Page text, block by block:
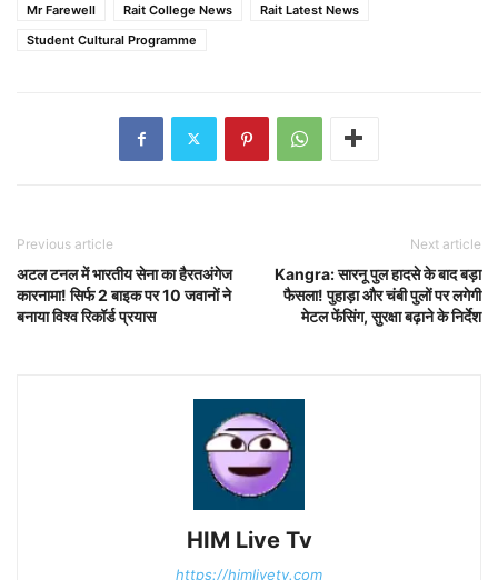
Mr Farewell
Rait College News
Rait Latest News
Student Cultural Programme
Previous article
अटल टनल में भारतीय सेना का हैरतअंगेज
कारनामा! सिर्फ 2 बाइक पर 10 जवानों ने
बनाया विश्व रिकॉर्ड प्रयास
Next article
Kangra: सारनू पुल हादसे के बाद बड़ा
फैसला! पुहाड़ा और चंबी पुलों पर लगेगी
मेटल फेंसिंग, सुरक्षा बढ़ाने के निर्देश
HIM Live Tv
https://himlivetv.com